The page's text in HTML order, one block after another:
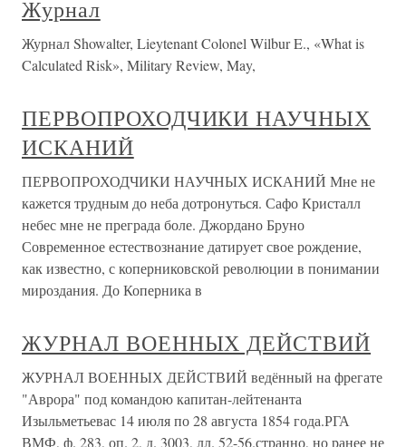
Журнал
Журнал Showalter, Lieytenant Colonel Wilbur E., «What is
Calculated Risk», Military Review, May,
ПЕРВОПРОХОДЧИКИ НАУЧНЫХ
ИСКАНИЙ
ПЕРВОПРОХОДЧИКИ НАУЧНЫХ ИСКАНИЙ Мне не
кажется трудным до неба дотронуться. Сафо Кристалл
небес мне не преграда боле. Джордано Бруно
Современное естествознание датирует свое рождение,
как известно, с коперниковской революции в понимании
мироздания. До Коперника в
ЖУРНАЛ ВОЕННЫХ ДЕЙСТВИЙ
ЖУРНАЛ ВОЕННЫХ ДЕЙСТВИЙ ведённый на фрегате
"Аврора" под командою капитан-лейтенанта
Изыльметьевас 14 июля по 28 августа 1854 года.РГА
ВМФ, ф. 283, оп. 2, д. 3003, лл. 52-56.странно, но ранее не